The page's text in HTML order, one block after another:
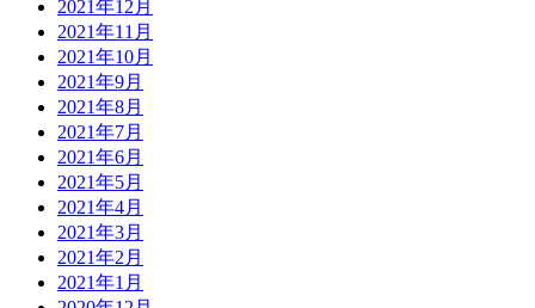
2021年12月
2021年11月
2021年10月
2021年9月
2021年8月
2021年7月
2021年6月
2021年5月
2021年4月
2021年3月
2021年2月
2021年1月